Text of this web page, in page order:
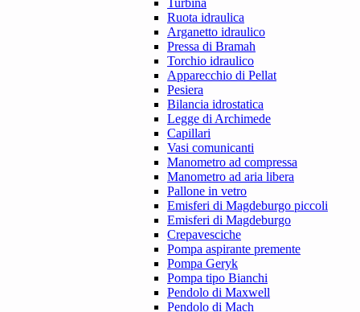
Turbina
Ruota idraulica
Arganetto idraulico
Pressa di Bramah
Torchio idraulico
Apparecchio di Pellat
Pesiera
Bilancia idrostatica
Legge di Archimede
Capillari
Vasi comunicanti
Manometro ad compressa
Manometro ad aria libera
Pallone in vetro
Emisferi di Magdeburgo piccoli
Emisferi di Magdeburgo
Crepavesciche
Pompa aspirante premente
Pompa Geryk
Pompa tipo Bianchi
Pendolo di Maxwell
Pendolo di Mach